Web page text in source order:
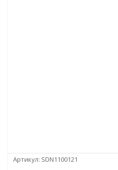
Артикул: SDN1100121